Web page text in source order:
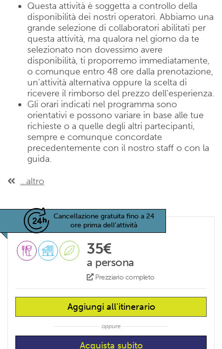
Questa attività è soggetta a controllo della
disponibilità dei nostri operatori. Abbiamo una
grande selezione di collaboratori abilitati per
questa attività, ma qualora nel giorno da te
selezionato non dovessimo avere
disponibilità, ti proporremo immediatamente,
o comunque entro 48 ore dalla prenotazione,
un’attività alternativa oppure la scelta di
ricevere il rimborso del prezzo dell’esperienza.
Gli orari indicati nel programma sono
orientativi e possono variare in base alle tue
richieste o a quelle degli altri partecipanti,
sempre e comunque concordate
precedentemente con il nostro staff o con la
guida.
...altro
Cancellazione gratuita fino a 24
ore prima dell'attività
35€
a persona
Prezziario completo
Aggiungi all'itinerario
oppure